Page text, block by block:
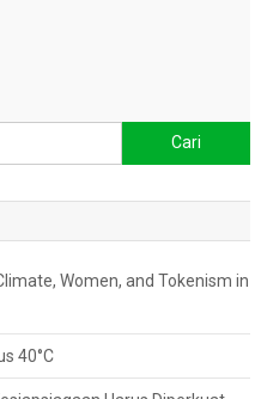
untuk:
Women, and Tokenism in
40°C